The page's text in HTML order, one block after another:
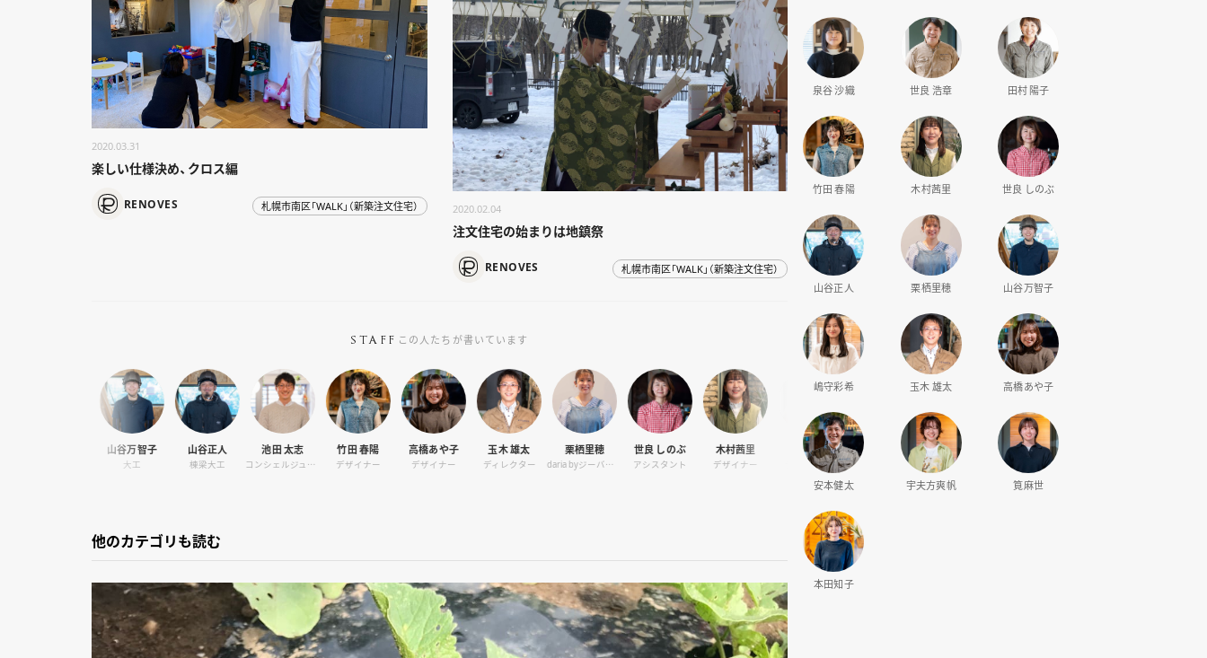
2020.03.31
楽しい仕様決め、クロス編
RENOVES 札幌市南区「WALK」（新築注文住宅） 2020.02.04
注文住宅の始まりは地鎮祭
RENOVES 札幌市南区「WALK」（新築注文住宅）
STAFF この人たちが書いています
山谷正人
棟梁大工
池田 太志
コンシェルジュ・カメラマン
竹田 春陽
デザイナー
高橋あや子
デザイナー
玉木 雄太
ディレクター
栗栖里穂
daria byジーバーFOOD マネージャー
世良 しのぶ
アシスタント
木村茜里
デザイナー
世良 浩章
ディレクター
嶋守彩希
デザイナー
田村 陽子
ディレクター / オーナーサポート
本田知子
コーディネーター
宇夫方爽帆
他のカテゴリも読む
泉谷 沙織 世良 浩章 田村 陽子
竹田 春陽 木村茜里 世良 しのぶ
山谷正人 栗栖里穂 山谷万智子
嶋守彩希 玉木 雄太 高橋あや子
安本健太 宇夫方爽帆 筧麻世
本田知子